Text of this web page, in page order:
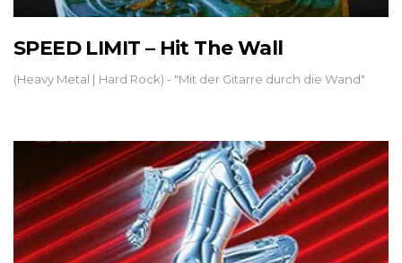
SPEED LIMIT – Hit The Wall
(Heavy Metal | Hard Rock) - "Mit der Gitarre durch die Wand"